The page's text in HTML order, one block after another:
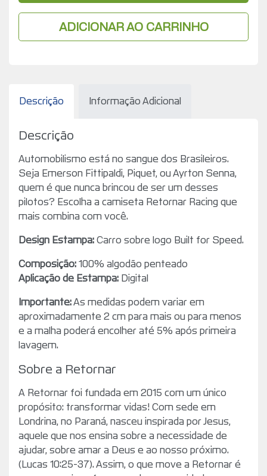
ADICIONAR AO CARRINHO
Descrição Informação Adicional
Descrição
Automobilismo está no sangue dos Brasileiros.
Seja Emerson Fittipaldi, Piquet, ou Ayrton Senna,
quem é que nunca brincou de ser um desses
pilotos? Escolha a camiseta Retornar Racing que
mais combina com você.
Design Estampa:Carro sobre logo Built for Speed.
Composição:100% algodão penteado
Aplicação de Estampa: Digital
Importante:As medidas podem variar em
aproximadamente 2 cm para mais ou para menos
e a malha poderá encolher até 5% após primeira
lavagem.
Sobre a Retornar
A Retornar foi fundada em 2015 com um único
propósito: transformar vidas! Com sede em
Londrina, no Paraná, nasceu inspirada por Jesus,
aquele que nos ensina sobre a necessidade de
ajudar, sobre amar a Deus e ao nosso próximo.
(Lucas 10:25-37). Assim, o que move a Retornar é